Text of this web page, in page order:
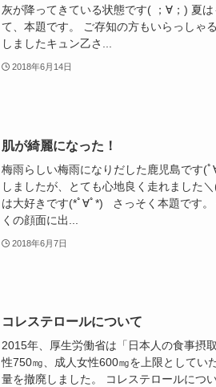
灰が降ってきている状態です( ；∀；) 夏
て、本題です。 ご存知の方もいらっしゃ
しましたキュン乙さ...
2018年6月14日
肌が綺麗になった！
梅雨らしい梅雨になりだした鹿児島です(
しましたが、とても心地良く走れました
は大好きです(*ﾟ∀ﾟ*) さっそく本題です
くの顔面に出...
2018年6月7日
コレステロールについて
2015年、厚生労働省は「日本人の食事摂
性750㎎、成人女性600㎎を上限としてい
量を撤廃しました。 コレステロールにつ